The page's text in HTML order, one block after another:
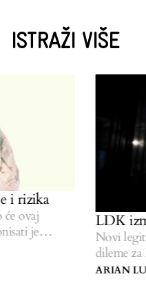
ISTRAŽI VIŠE
i rizika
ovaj
je
LDK
Novi
dileme za
ARIAN